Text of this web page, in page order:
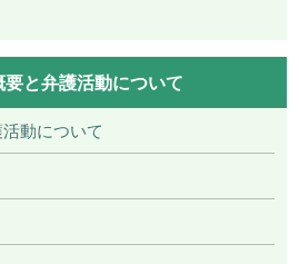
と弁護活動について
動について